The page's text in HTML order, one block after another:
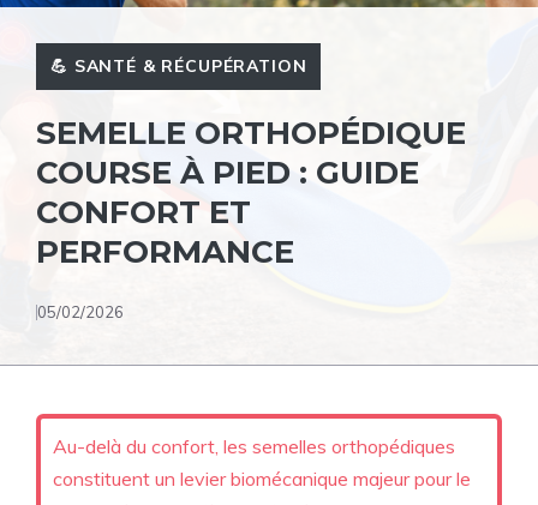
💪 SANTÉ & RÉCUPÉRATION
SEMELLE ORTHOPÉDIQUE
COURSE À PIED : GUIDE
CONFORT ET
PERFORMANCE
05/02/2026
Au-delà du confort, les semelles orthopédiques
constituent un levier biomécanique majeur pour le